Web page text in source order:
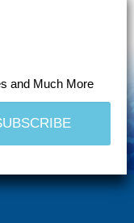
and Much More